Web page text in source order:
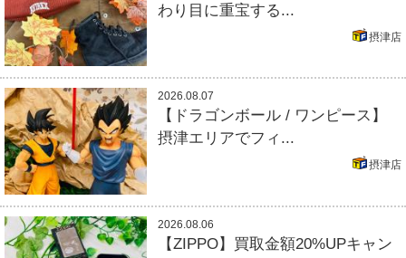
わり目に重宝する...
摂津店
2026.08.07
【ドラゴンボール / ワンピース】
摂津エリアでフィ...
摂津店
2026.08.06
【ZIPPO】買取金額20%UPキャン